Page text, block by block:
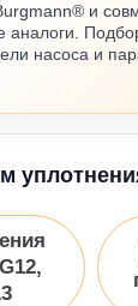
и
насоса и